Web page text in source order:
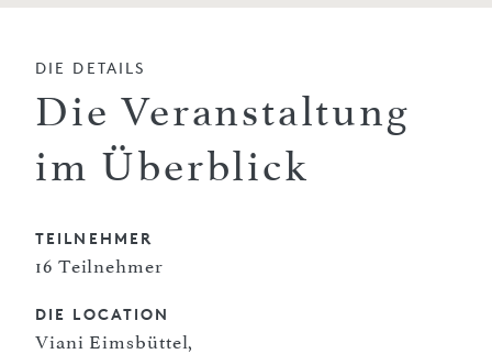
DIE DETAILS
Die Veranstaltung
im Überblick
TEILNEHMER
16 Teilnehmer
DIE LOCATION
Viani Eimsbüttel,